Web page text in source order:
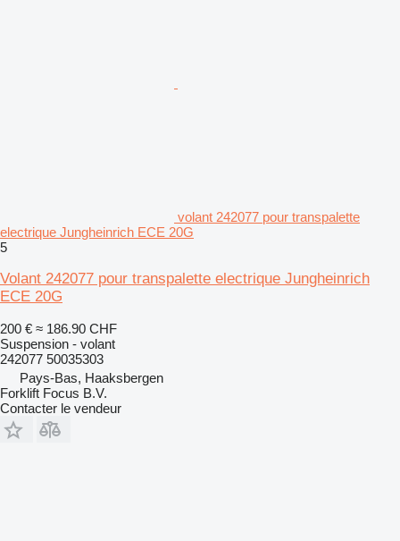
volant 242077 pour transpalette
electrique Jungheinrich ECE 20G
5
Volant 242077 pour transpalette electrique Jungheinrich
ECE 20G
200 € ≈ 186.90 CHF
Suspension - volant
242077 50035303
Pays-Bas, Haaksbergen
Forklift Focus B.V.
Contacter le vendeur